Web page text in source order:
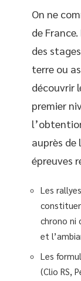
On ne
de
des
terre ou
découvrir
premier
auprès de
épreuves
Les
chrono ni
et
Les
(Clio RS,